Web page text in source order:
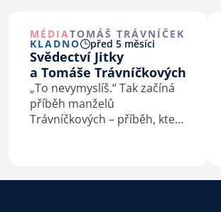
MÉDIATOMÁŠ TRÁVNÍČEK
KLADNO před 5 měsíci
Svědectví Jitky
a Tomáše Trávníčkových
„To nevymyslíš.“ Tak začíná
příběh manželů
Trávníčkových – příběh, který
bolesti, vyčerpání